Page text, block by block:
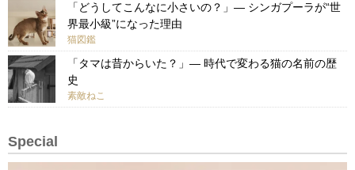
「どうしてこんなに小さいの？」— シンガプーラが“世
界最小級”になった理由
猫図鑑
「タマは昔からいた？」— 時代で変わる猫の名前の歴
史
素敵ねこ
Special